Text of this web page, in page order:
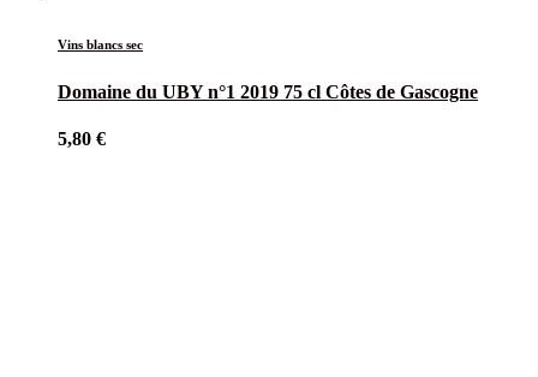
Vins blancs sec
Domaine du UBY n°1 2019 75 cl Côtes de Gascogne
5,80 €